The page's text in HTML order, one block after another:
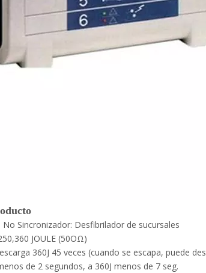
Sincronizador: Desfibrilador de sucursales
JOULE (50OΩ)
360J 45 veces (cuando se escapa, puede
de 2 segundos, a 360J menos de 7 seg.